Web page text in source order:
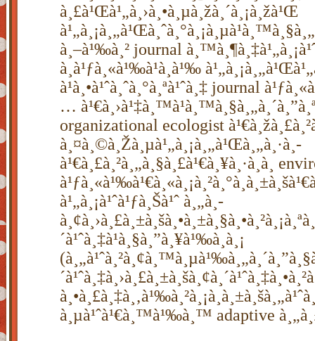
à¸£à¹Œà¹„à¸›à¸•à¸µà¸žà¸´à¸¡à¸žà¹Œ
à¸–à¹‰à¸² journal
à¸à¹ƒà¸«à¹‰à¹à¸à¹‰
à¹à¸•à¹ˆà¸ˆà¸°à¸ªà¹ˆà¸‡ journal
…
organizational ecologist
à¸¤à¸©à¸Žà¸µà¹„à¸¡à¸„à¹Œà¸„à¸·à¸­
à¹€à¸£à¸²à¸„à¸§à¸£à¹€à¸¥à¸·à¸­à¸
à¹„à¸¡à¹ˆà¹ƒà¸Šà¹ˆ à¸„à¸­
à¸¢à¸›à¸£à¸±à¸šà¸•à¸±à¸§à¸•à¸²à¸¡à¸ªà¸
´à¹ˆà¸‡à¹à¸§à¸”à¸¥à¹‰à¸­à¸¡
à¸µà¹ˆà¹€à¸™à¹‰à¸™ adaptive